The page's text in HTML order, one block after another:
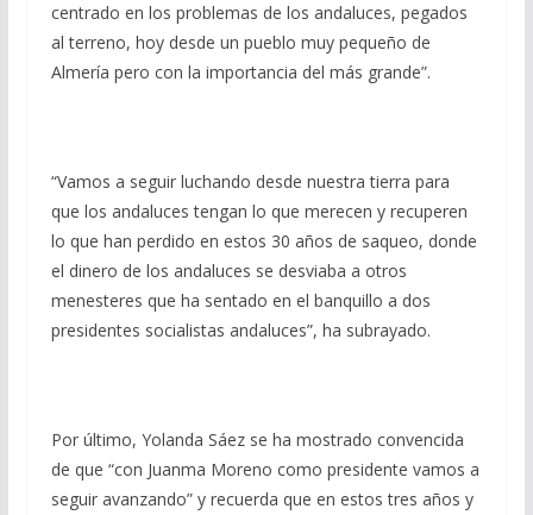
centrado en los problemas de los andaluces, pegados
al terreno, hoy desde un pueblo muy pequeño de
Almería pero con la importancia del más grande”.
“Vamos a seguir luchando desde nuestra tierra para
que los andaluces tengan lo que merecen y recuperen
lo que han perdido en estos 30 años de saqueo, donde
el dinero de los andaluces se desviaba a otros
menesteres que ha sentado en el banquillo a dos
presidentes socialistas andaluces”, ha subrayado.
Por último, Yolanda Sáez se ha mostrado convencida
de que “con Juanma Moreno como presidente vamos a
seguir avanzando” y recuerda que en estos tres años y